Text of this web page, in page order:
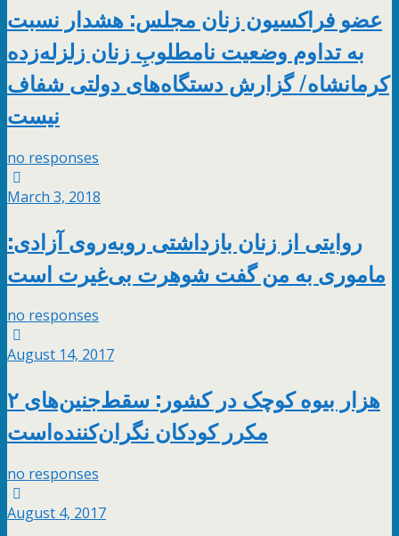
عضو فراکسیون زنان مجلس: هشدار نسبت
به تداوم وضعیت نامطلوبِ زنان زلزله‌زده
کرمانشاه/ گزارش‌ دستگاه‌های دولتی شفاف
نیست
no responses
March 3, 2018
روایتی از زنان بازداشتی روبه‌روی آزادی:
ماموری به من گفت شوهرت بی‌غیرت است
no responses
August 14, 2017
۲ هزار بیوه کوچک در کشور: سقط‌جنین‌‌های
مکرر کودکان نگران‌کننده‌است
no responses
August 4, 2017